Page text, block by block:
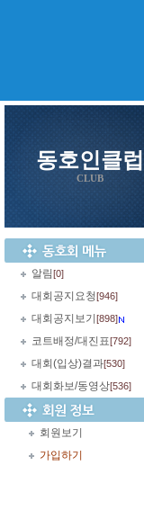
동호인클럽
CLUB
알림[0]
대회공지요청[946]
대회공지보기 [898]
코트배정/대진표[792]
대회(입상)결과[530]
대회화보/동영상[536]
회원보기
가입하기